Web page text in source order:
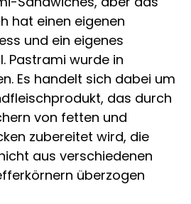
hat einen eigenen
und ein eigenes
Pastrami wurde in
Es handelt sich dabei um
das durch
von fetten und
zubereitet wird, die
aus verschiedenen
überzogen